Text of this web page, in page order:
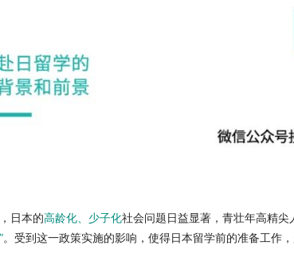
日本的高龄化、少子化社会问题日益显著，青壮年高精
。受到这一政策实施的影响，使得日本留学前的准备工作